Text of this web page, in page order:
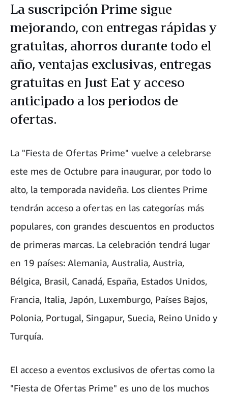
La suscripción Prime sigue
mejorando, con entregas rápidas y
gratuitas, ahorros durante todo el
año, ventajas exclusivas, entregas
gratuitas en Just Eat y acceso
anticipado a los periodos de
ofertas.
La "Fiesta de Ofertas Prime" vuelve a celebrarse
este mes de Octubre para inaugurar, por todo lo
alto, la temporada navideña. Los clientes Prime
tendrán acceso a ofertas en las categorías más
populares, con grandes descuentos en productos
de primeras marcas. La celebración tendrá lugar
en 19 países: Alemania, Australia, Austria,
Bélgica, Brasil, Canadá, España, Estados Unidos,
Francia, Italia, Japón, Luxemburgo, Países Bajos,
Polonia, Portugal, Singapur, Suecia, Reino Unido y
Turquía.
El acceso a eventos exclusivos de ofertas como la
"Fiesta de Ofertas Prime" es uno de los muchos